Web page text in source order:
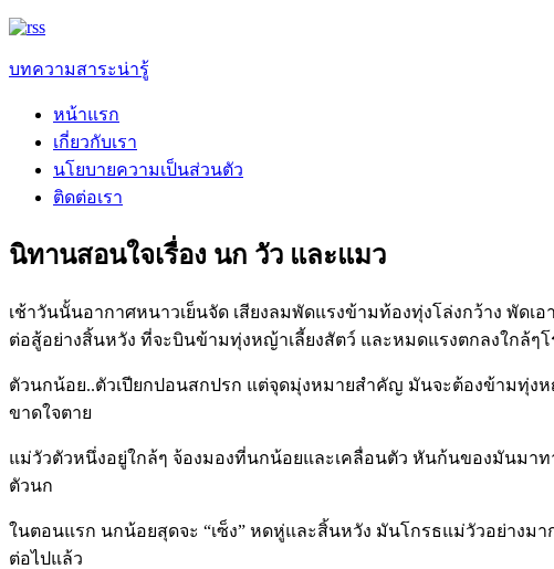
บทความสาระน่ารู้
หน้าแรก
เกี่ยวกับเรา
นโยบายความเป็นส่วนตัว
ติดต่อเรา
นิทานสอนใจเรื่อง นก วัว และแมว
เช้าวันนั้นอากาศหนาวเย็นจัด เสียงลมพัดแรงข้ามท้องทุ่งโล่งกว้าง พัด
ต่อสู้อย่างสิ้นหวัง ที่จะบินข้ามทุ่งหญ้าเลี้ยงสัตว์ และหมดแรงตกลงใกล้ๆ
ตัวนกน้อย..ตัวเปียกปอนสกปรก แต่จุดมุ่งหมายสำคัญ มันจะต้องข้ามทุ่ง
ขาดใจตาย
แม่วัวตัวหนึ่งอยู่ใกล้ๆ จ้องมองที่นกน้อยและเคลื่อนตัว หันก้นของมันมา
ตัวนก
ในตอนแรก นกน้อยสุดจะ “เซ็ง” หดหู่และสิ้นหวัง มันโกรธแม่วัวอย่าง
ต่อไปแล้ว